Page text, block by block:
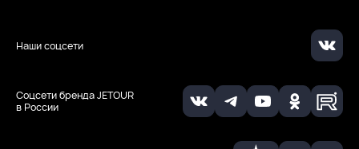
Соцсети бренда JETOUR
в России
Наши соцсети